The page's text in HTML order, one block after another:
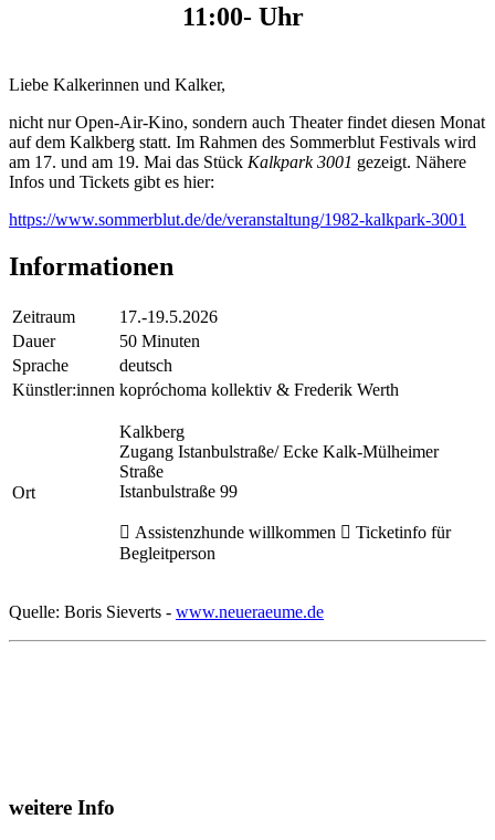
11:00- Uhr
Liebe Kalkerinnen und Kalker,
nicht nur Open-Air-Kino, sondern auch Theater findet diesen Monat
auf dem Kalkberg statt. Im Rahmen des Sommerblut Festivals wird
am 17. und am 19. Mai das Stück Kalkpark 3001 gezeigt. Nähere
Infos und Tickets gibt es hier:
https://www.sommerblut.de/de/veranstaltung/1982-kalkpark-3001
Informationen
Zeitraum
17.-19.5.2026
Dauer
50 Minuten
Sprache
deutsch
Künstler:innen kopróchoma kollektiv & Frederik Werth
Ort
Kalkberg
Zugang Istanbulstraße/ Ecke Kalk-Mülheimer
Straße
Istanbulstraße 99
 Assistenzhunde willkommen  Ticketinfo für
Begleitperson
Quelle: Boris Sieverts - www.neueraeume.de
weitere Info